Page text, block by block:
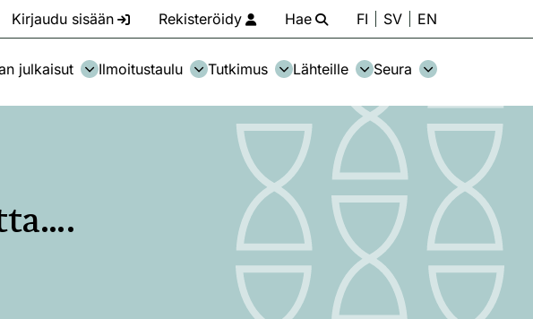
Kirjaudu sisään Rekisteröidy Hae FI SV EN
julkaisut Ilmoitustaulu Tutkimus Lähteille Seura